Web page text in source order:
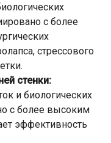
с более
стрессового
стенки:
и биологических
с более высоким
эффективность